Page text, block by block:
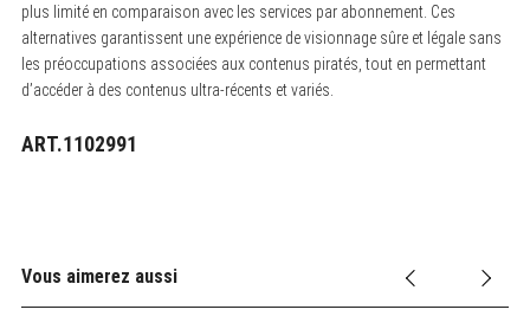
plus limité en comparaison avec les services par abonnement. Ces
alternatives garantissent une expérience de visionnage sûre et légale sans
les préoccupations associées aux contenus piratés, tout en permettant
d’accéder à des contenus ultra-récents et variés.
ART.1102991
Vous aimerez aussi